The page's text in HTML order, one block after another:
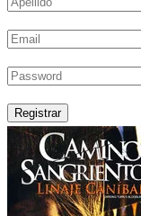
Registrar